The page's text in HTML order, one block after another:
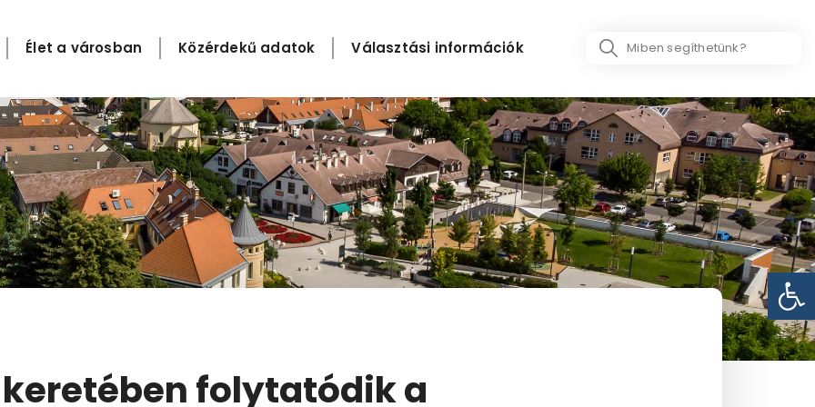
Élet a városban Közérdekű adatok Választási információk
Search
folytatódik a